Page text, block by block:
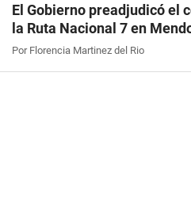
El Gobierno preadjudicó el
la Ruta Nacional 7 en
Por Florencia Martinez del Rio